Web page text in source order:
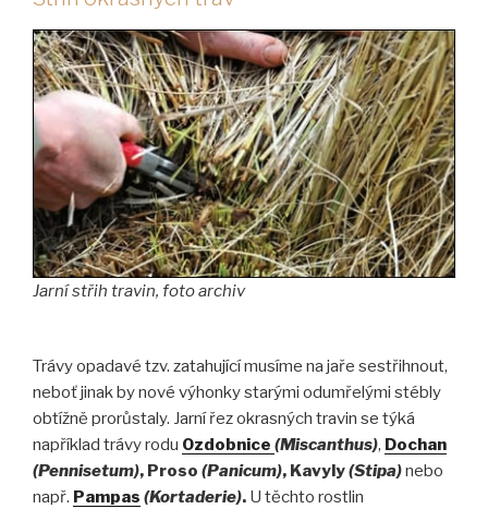
Jarní střih travin, foto archiv
Trávy opadavé tzv. zatahující musíme na jaře sestřihnout,
neboť jinak by nové výhonky starými odumřelými stébly
obtížně prorůstaly. Jarní řez okrasných travin se týká
například trávy rodu Ozdobnice (Miscanthus), Dochan
(Pennisetum), Proso (Panicum), Kavyly(Stipa)nebo
např. Pampas (Kortaderie). U těchto rostlin